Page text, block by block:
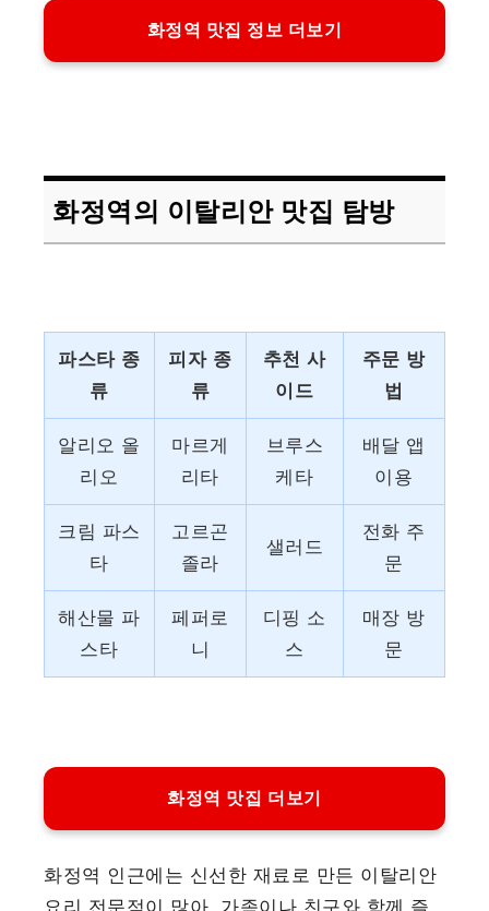
화정역 맛집 정보 더보기
화정역의 이탈리안 맛집 탐방
파스타 종
류
피자 종
류
추천 사
이드
주문 방
법
알리오 올
리오
마르게
리타
브루스
케타
배달 앱
이용
크림 파스
타
고르곤
졸라
샐러드
전화 주
문
해산물 파
스타
페퍼로
니
디핑 소
스
매장 방
문
화정역 맛집 더보기
화정역 인근에는 신선한 재료로 만든 이탈리안